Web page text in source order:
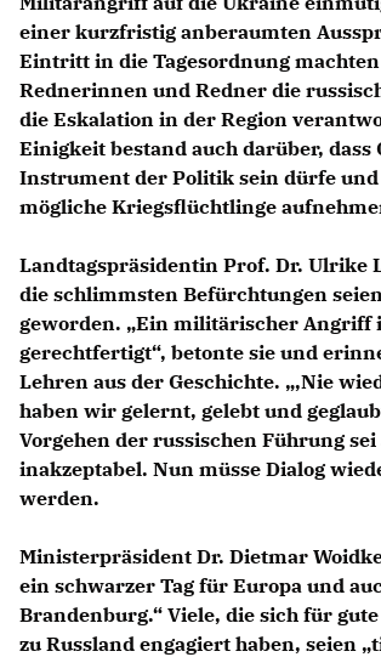
einer kurzfristig anberaumten
Eintritt in die Tagesordnung
Rednerinnen und Redner die
die Eskalation in der Region
Einigkeit bestand auch darüber, dass
Instrument der Politik sein dürfe
mögliche Kriegsflüchtlinge
Landtagspräsidentin Prof. Dr. Ulrike
die schlimmsten Befürchtungen
geworden. „Ein militärischer Angriff
gerechtfertigt“, betonte sie und
Lehren aus der Geschichte. „,Nie
haben wir gelernt, gelebt und
Vorgehen der russischen Führung sei
inakzeptabel. Nun müsse Dialog
werden.
Ministerpräsident Dr. Dietmar
ein schwarzer Tag für Europa und
Brandenburg.“ Viele, die sich für
zu Russland engagiert haben, seien